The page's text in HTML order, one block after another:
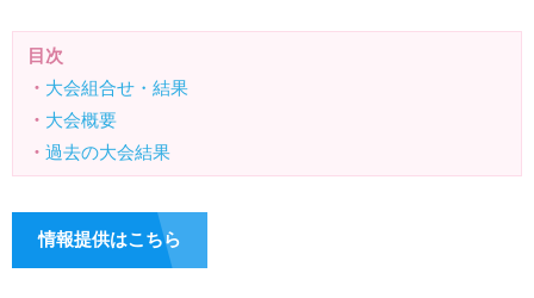
目次
・ 大会組合せ・結果
・ 大会概要
・ 過去の大会結果
情報提供はこちら